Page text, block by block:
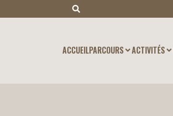
ACCUEILPARCOURS ACTIVITÉS